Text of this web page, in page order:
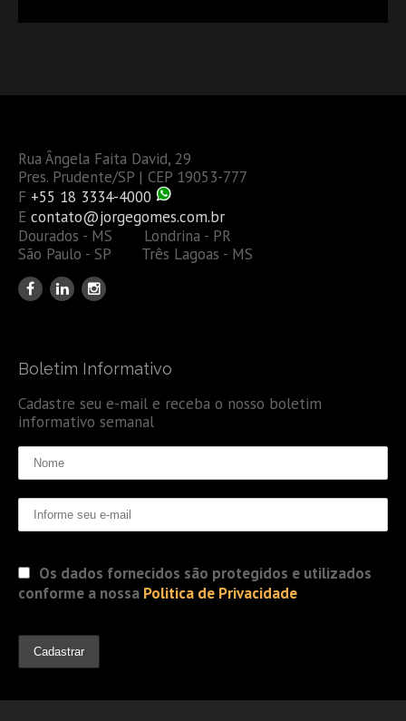
Rua Ângela Faita David, 29
Pres. Prudente/SP | CEP 19053-777
F +55 18 3334-4000
E contato@jorgegomes.com.br
Dourados - MS Londrina - PR
São Paulo - SP Três Lagoas - MS
Boletim Informativo
Cadastre seu e-mail e receba o nosso boletim
informativo semanal
Os dados fornecidos são protegidos e utilizados
conforme a nossa Politica de Privacidade